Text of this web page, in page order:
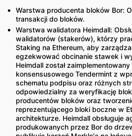
Warstwa producenta bloków Bor:
transakcji do bloków.
Warstwa walidatora Heimdall:
walidatorów (stakerów), którzy
Staking na Ethereum, aby
egzekwować obcinanie stawek i
Heimdall został
konsensusowego Tendermint z
schematu podpisu oraz różnych
odpowiedzialny za weryfikację
producentów bloków oraz
reprezentującego bloki boczne w
architekturze. Heimdall obsługuje
produkowanych przez Bor do